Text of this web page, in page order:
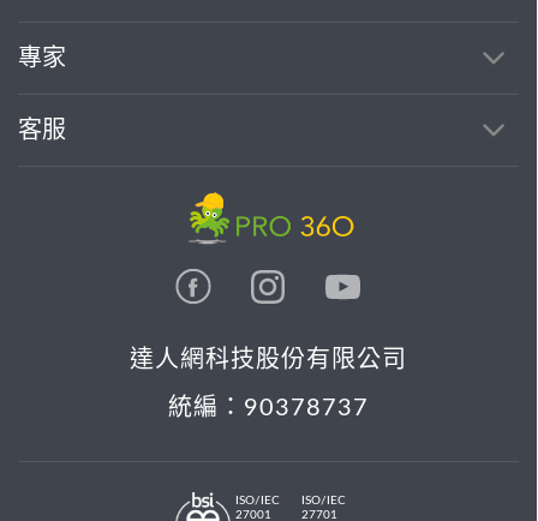
專家
客服
達人網科技股份有限公司
統編：90378737
ISO/IEC
27001
ISO/IEC
27701